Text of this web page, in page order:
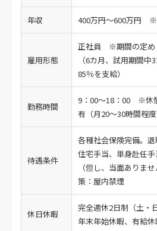
年収 400万円～600万円 ※
雇用形態
正社員 ※期間の定
（6カ月、試用期間
85％を支給）
勤務時間
9：00～18：00 ※休
有（月20～30時間程度
待遇条件
各種社会保険完備。退
住宅手当、単身赴任
（但し、当面あり
策：屋内禁煙
休日休暇
完全週休2日制（土・
年末年始休暇、有給